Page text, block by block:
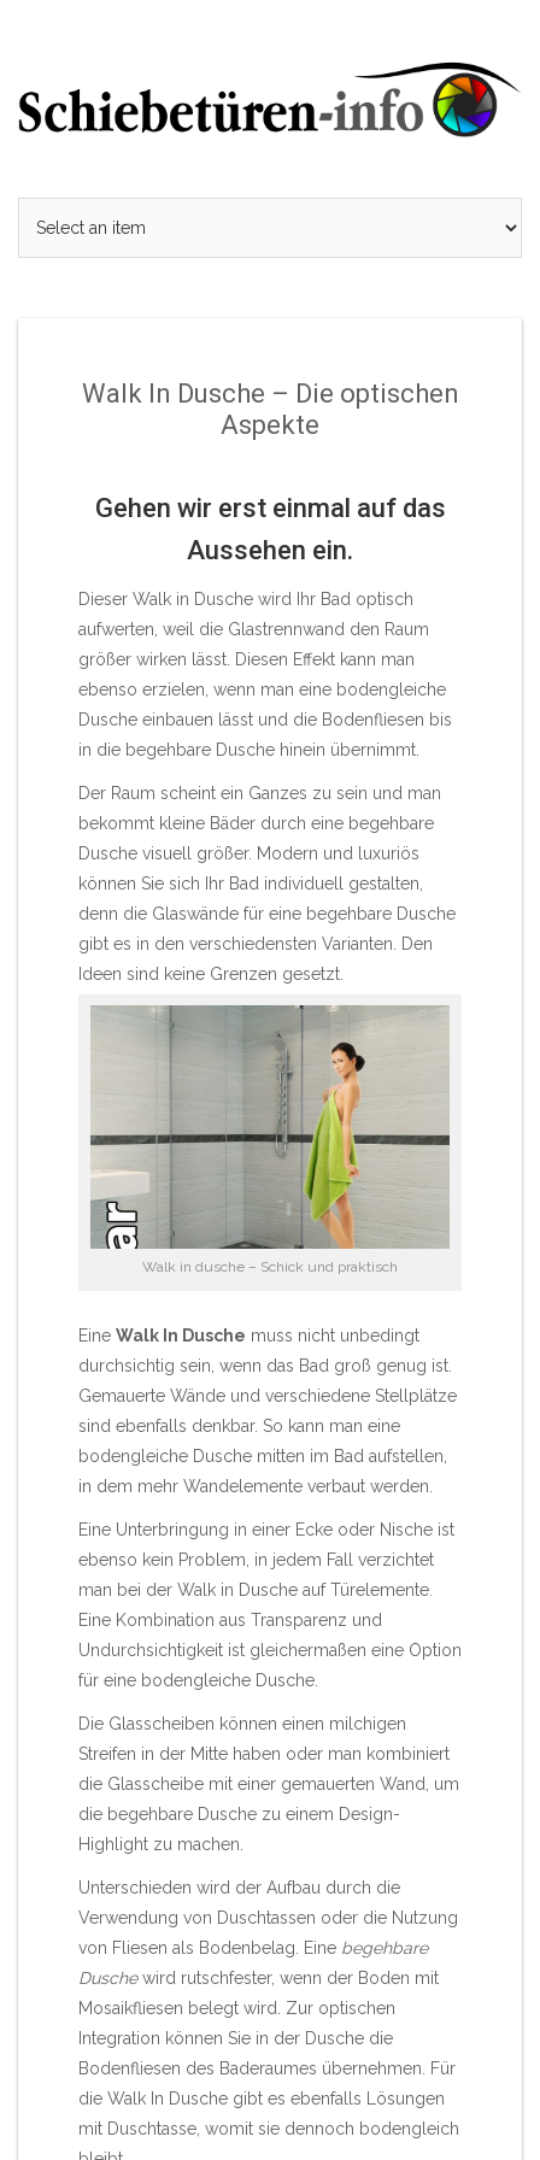
Walk In Dusche – Die optischen
Aspekte
Gehen wir erst einmal auf das
Aussehen ein.
Dieser Walk in Dusche wird Ihr Bad optisch
aufwerten, weil die Glastrennwand den Raum
größer wirken lässt. Diesen Effekt kann man
ebenso erzielen, wenn man eine bodengleiche
Dusche einbauen lässt und die Bodenfliesen bis
in die begehbare Dusche hinein übernimmt.
Der Raum scheint ein Ganzes zu sein und man
bekommt kleine Bäder durch eine begehbare
Dusche visuell größer. Modern und luxuriös
können Sie sich Ihr Bad individuell gestalten,
denn die Glaswände für eine begehbare Dusche
gibt es in den verschiedensten Varianten. Den
Ideen sind keine Grenzen gesetzt.
Walk in dusche – Schick und praktisch
Eine Walk In Dusche muss nicht unbedingt
durchsichtig sein, wenn das Bad groß genug ist.
Gemauerte Wände und verschiedene Stellplätze
sind ebenfalls denkbar. So kann man eine
bodengleiche Dusche mitten im Bad aufstellen,
in dem mehr Wandelemente verbaut werden.
Eine Unterbringung in einer Ecke oder Nische ist
ebenso kein Problem, in jedem Fall verzichtet
man bei der Walk in Dusche auf Türelemente.
Eine Kombination aus Transparenz und
Undurchsichtigkeit ist gleichermaßen eine Option
für eine bodengleiche Dusche.
Die Glasscheiben können einen milchigen
Streifen in der Mitte haben oder man kombiniert
die Glasscheibe mit einer gemauerten Wand, um
die begehbare Dusche zu einem Design-
Highlight zu machen.
Unterschieden wird der Aufbau durch die
Verwendung von Duschtassen oder die Nutzung
von Fliesen als Bodenbelag. Eine begehbare
Duschewird rutschfester, wenn der Boden mit
Mosaikfliesen belegt wird. Zur optischen
Integration können Sie in der Dusche die
Bodenfliesen des Baderaumes übernehmen. Für
die Walk In Dusche gibt es ebenfalls Lösungen
mit Duschtasse, womit sie dennoch bodengleich